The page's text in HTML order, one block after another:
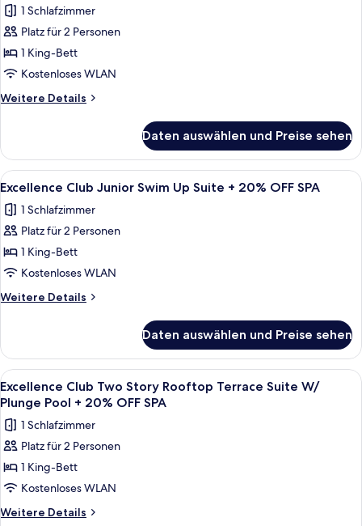
Excellence
Club
Junior
Suite
with
+
20%
OFF
SPA
anzeigen
1 Schlafzimmer
Platz für 2 Personen
1 King-Bett
Kostenloses WLAN
Weitere Details
Weitere
Club
Junior
Suite
Private
Pool
20%
OFF
Daten auswählen und Preise sehen
Alle
Fotos
für
Excellence
Club
Junior
Swim
Up
+
20%
OFF
SPA
anzeigen
Ein Poolbereich mit Liegestühlen
9
Excellence Club Junior Swim Up Suite + 20% OFF SPA
1 Schlafzimmer
Platz für 2 Personen
1 King-Bett
Kostenloses WLAN
Weitere Details
Weitere
Club
Junior
Swim
Up
Suite
+
20%
SPA
Daten auswählen und Preise sehen
Alle
Fotos
für
Excellence
Club
Two
Story
Rooftop
Eine moderne Außenterrasse mit
7
Excellence Club Two Story Rooftop Terrace Suite W/
Plunge Pool + 20% OFF SPA
1 Schlafzimmer
Platz für 2 Personen
1 King-Bett
Kostenloses WLAN
Weitere Details
Weitere